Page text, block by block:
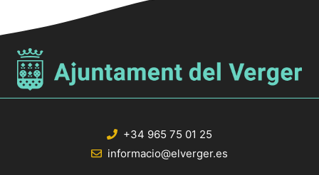
+34 965 75 01 25
informacio@elverger.es